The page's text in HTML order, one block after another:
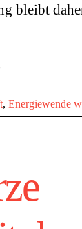
bleibt
, Energiewende